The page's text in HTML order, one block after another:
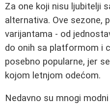
Za one koji nisu ljubitelji
alternativa. Ove sezone,
varijantama - od
do onih sa platformom i
posebno popularne, jer
kojom letnjom odećom.
Nedavno su mnogi